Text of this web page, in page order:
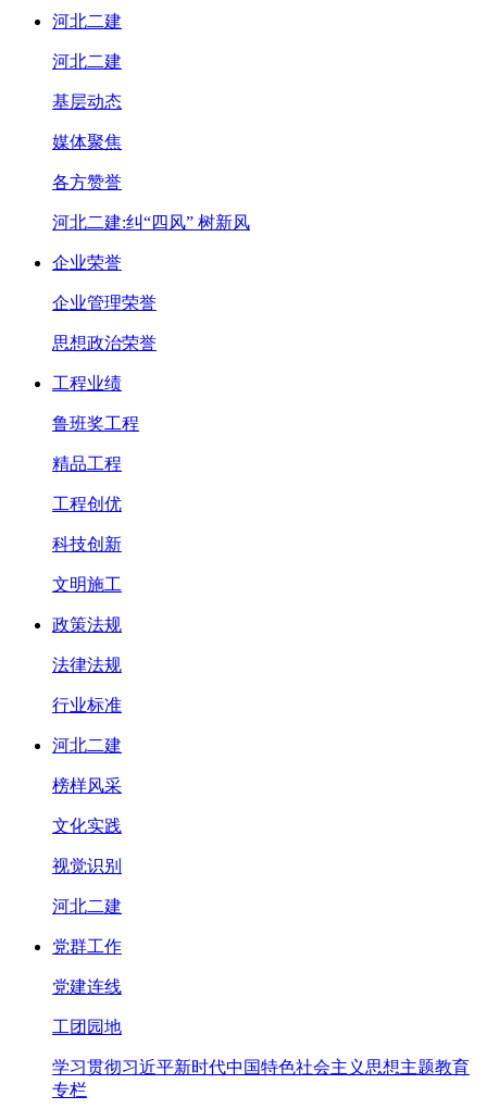
河北二建
河北二建
基层动态
媒体聚焦
各方赞誉
河北二建:纠“四风” 树新风
企业荣誉
企业管理荣誉
思想政治荣誉
工程业绩
鲁班奖工程
精品工程
工程创优
科技创新
文明施工
政策法规
法律法规
行业标准
河北二建
榜样风采
文化实践
视觉识别
河北二建
党群工作
党建连线
工团园地
学习贯彻习近平新时代中国特色社会主义思想主题教育
专栏